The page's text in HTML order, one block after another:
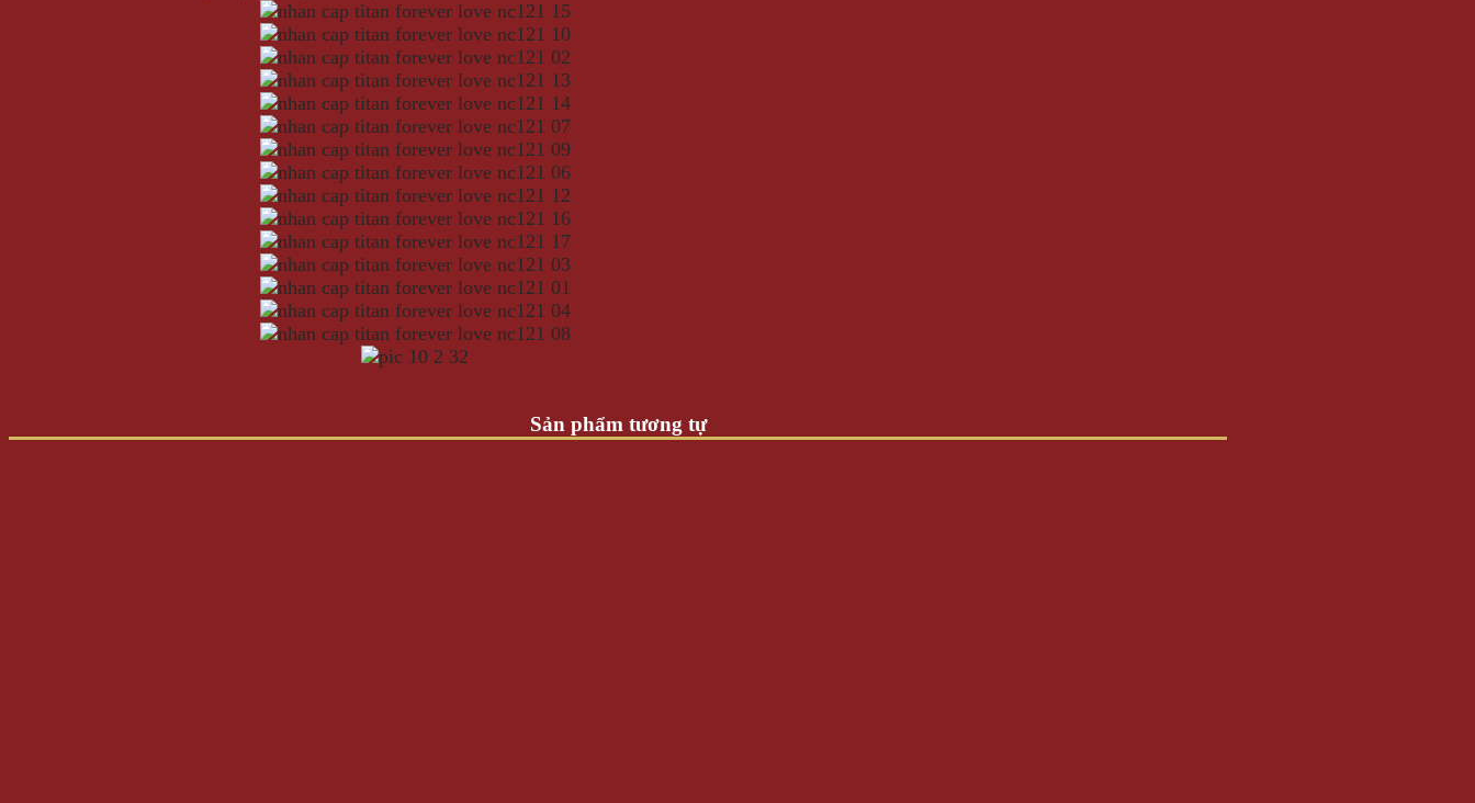
Sản phẩm tương tự